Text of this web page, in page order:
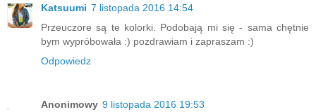
Katsuumi 7 listopada 2016 14:54
Przeuczore są te kolorki. Podobają mi się - sama chętnie
bym wypróbowała :) pozdrawiam i zapraszam :)
Odpowiedz
Anonimowy 9 listopada 2016 19:53